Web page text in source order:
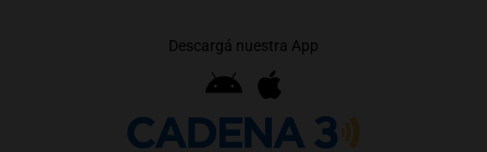
Descargá nuestra App